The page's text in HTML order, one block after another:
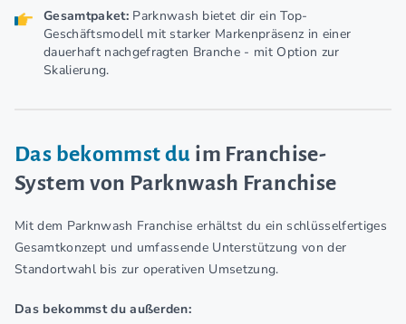
Gesamtpaket: Parknwash bietet dir ein Top-
Geschäftsmodell mit starker Markenpräsenz in einer
dauerhaft nachgefragten Branche - mit Option zur
Skalierung.
Das bekommst du im Franchise-
System von Parknwash Franchise
Mit dem Parknwash Franchise erhältst du ein schlüsselfertiges
Gesamtkonzept und umfassende Unterstützung von der
Standortwahl bis zur operativen Umsetzung.
Das bekommst du außerden: